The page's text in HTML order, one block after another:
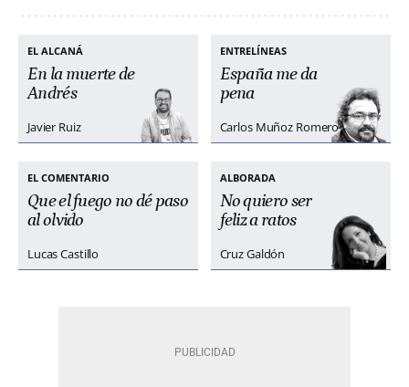
EL ALCANÁ
En la muerte de
Andrés
Javier Ruiz
ENTRELÍNEAS
España me da
pena
Carlos Muñoz Romero
EL COMENTARIO
Que el fuego no dé paso
al olvido
Lucas Castillo
ALBORADA
No quiero ser
feliz a ratos
Cruz Galdón